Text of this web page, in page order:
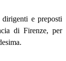
e preposti
di Firenze, per